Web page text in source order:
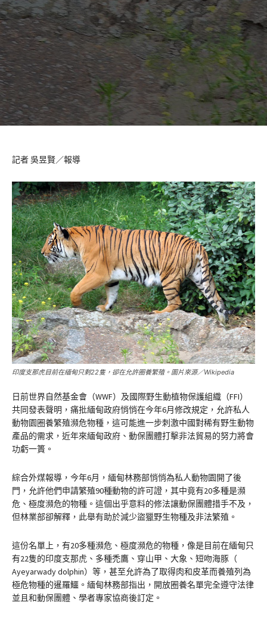
記者 吳昱賢／報導
印度支那虎目前在緬甸只剩22隻，卻在允許圈養繁殖。圖片來源／Wikipedia
日前世界自然基金會（WWF）及國際野生動植物保護組織（FFI）
共同發表聲明，痛批緬甸政府悄悄在今年6月修改規定，允許私人
動物園圈養繁殖瀕危物種，這可能進一步刺激中國對稀有野生動物
產品的需求，近年來緬甸政府、動保團體打擊非法貿易的努力將會
功虧一簣。
綜合外煤報導，今年6月，緬甸林務部悄悄為私人動物園開了後
門，允許他們申請繁殖90種動物的許可證，其中竟有20多種是瀕
危、極度瀕危的物種。這個出乎意料的修法讓動保團體措手不及，
但林業部卻解釋，此舉有助於減少盜獵野生物種及非法繁殖。
這份名單上，有20多種瀕危、極度瀕危的物種，像是目前在緬甸只
有22隻的印度支那虎、多種禿鷹、穿山甲、大象、短吻海豚（
Ayeyarwady dolphin）等，甚至允許為了取得肉和皮革而養殖列為
極危物種的暹羅鱷。緬甸林務部指出，開放圈養名單完全遵守法律
並且和動保團體、學者專家協商後訂定。